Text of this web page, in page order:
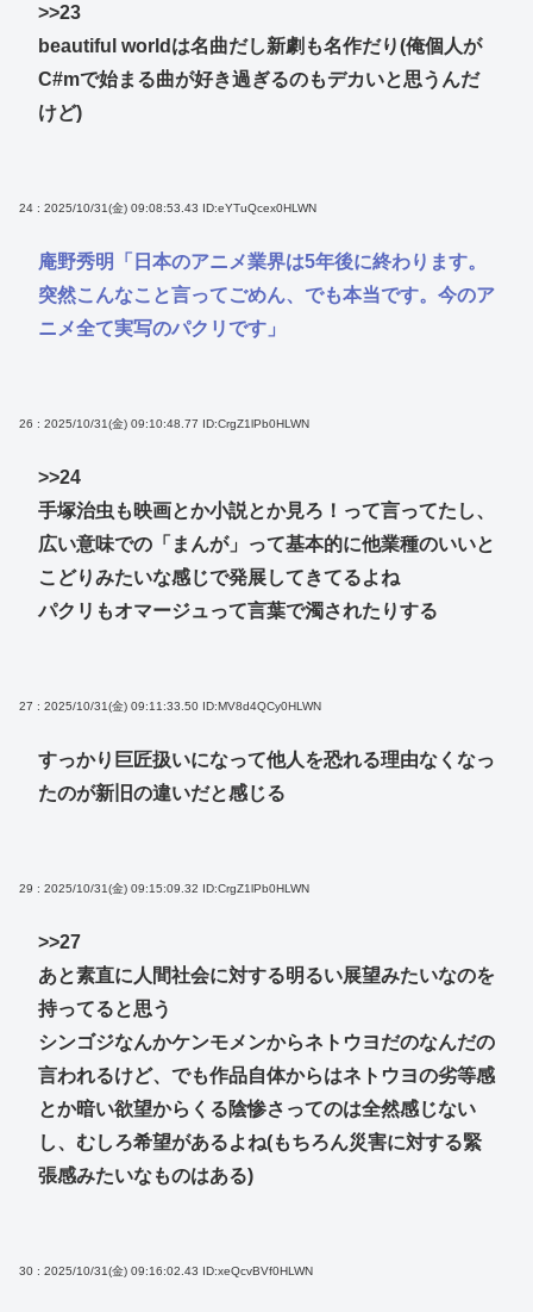
>>23
beautiful worldは名曲だし新劇も名作だり(俺個人が
C#mで始まる曲が好き過ぎるのもデカいと思うんだ
けど)
24 : 2025/10/31(金) 09:08:53.43 ID:eYTuQcex0HLWN
庵野秀明「日本のアニメ業界は5年後に終わります。
突然こんなこと言ってごめん、でも本当です。今のア
ニメ全て実写のパクリです」
26 : 2025/10/31(金) 09:10:48.77 ID:CrgZ1lPb0HLWN
>>24
手塚治虫も映画とか小説とか見ろ！って言ってたし、
広い意味での「まんが」って基本的に他業種のいいと
こどりみたいな感じで発展してきてるよね
パクリもオマージュって言葉で濁されたりする
27 : 2025/10/31(金) 09:11:33.50 ID:MV8d4QCy0HLWN
すっかり巨匠扱いになって他人を恐れる理由なくなっ
たのが新旧の違いだと感じる
29 : 2025/10/31(金) 09:15:09.32 ID:CrgZ1lPb0HLWN
>>27
あと素直に人間社会に対する明るい展望みたいなのを
持ってると思う
シンゴジなんかケンモメンからネトウヨだのなんだの
言われるけど、でも作品自体からはネトウヨの劣等感
とか暗い欲望からくる陰惨さってのは全然感じない
し、むしろ希望があるよね(もちろん災害に対する緊
張感みたいなものはある)
30 : 2025/10/31(金) 09:16:02.43 ID:xeQcvBVf0HLWN